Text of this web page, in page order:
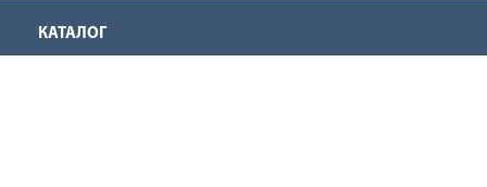
КАТАЛОГ